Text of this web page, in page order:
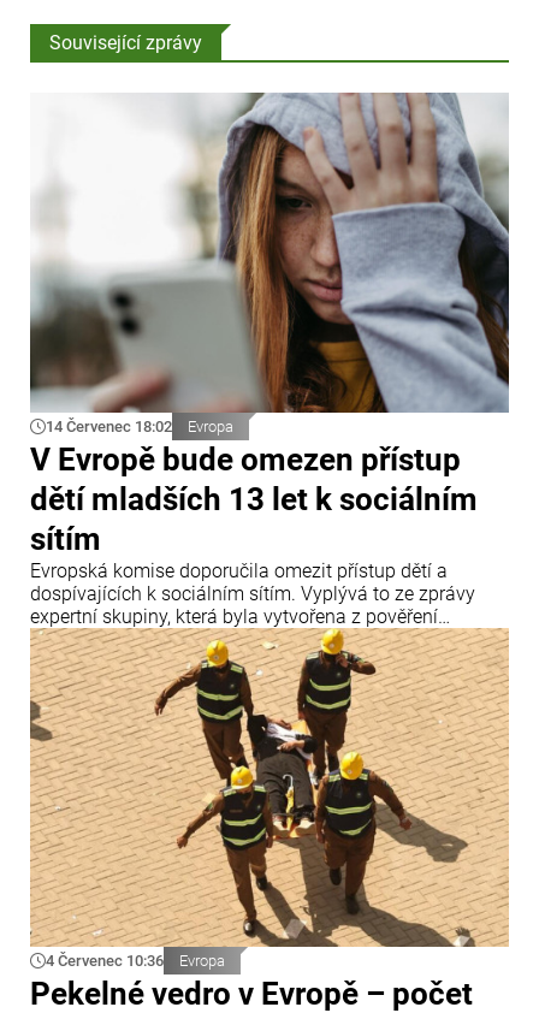
Související zprávy
14 Červenec 18:02 Evropa
V Evropě bude omezen přístup
dětí mladších 13 let k sociálním
sítím
Evropská komise doporučila omezit přístup dětí a
dospívajících k sociálním sítím. Vyplývá to ze zprávy
expertní skupiny, která byla vytvořena z pověření
předsedkyně Evropské komise Ursuly von der Leyenové.
4 Červenec 10:36 Evropa
Pekelné vedro v Evropě – počet